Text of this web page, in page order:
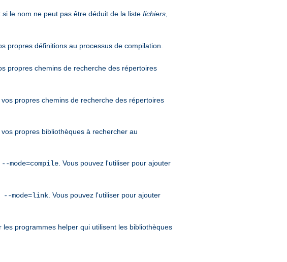
le nom ne peut pas être déduit de la liste fichiers
propres définitions au processus de compilation.
propres chemins de recherche des répertoires
propres chemins de recherche des répertoires
propres bibliothèques à rechercher au
. Vous pouvez l'utiliser pour ajouter
mode=link . Vous pouvez l'utiliser pour ajouter
programmes helper qui utilisent les bibliothèques